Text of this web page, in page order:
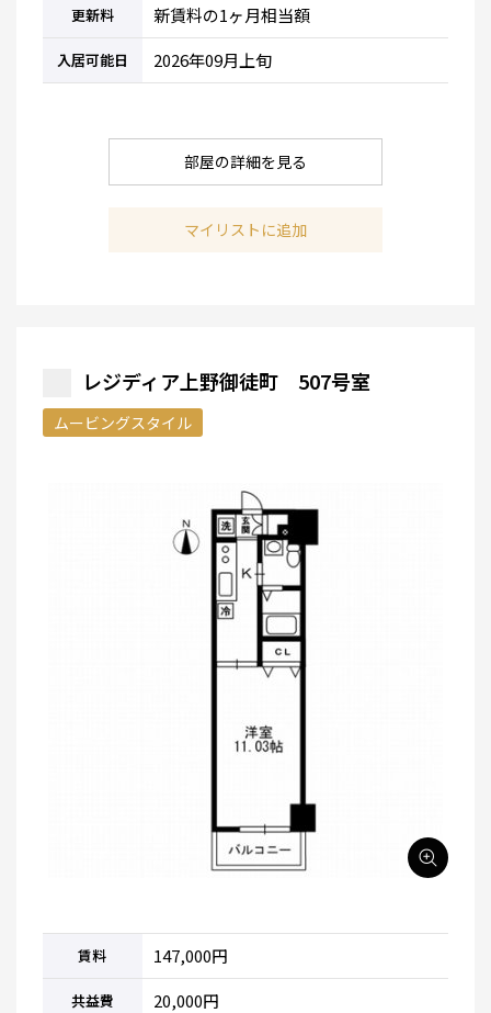
更新料 新賃料の1ヶ月相当額
入居可能日 2026年09月上旬
部屋の詳細を見る
マイリストに追加
レジディア上野御徒町 507号室
ムービングスタイル
賃料 147,000円
共益費 20,000円